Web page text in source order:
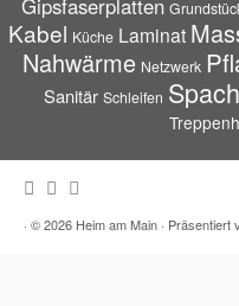
Gipsfaserplatten
Kabel Küche Laminat
Nahwärme Netzwerk
Sanitär Schleifen
· © 2026 Heim am Main · Präsentiert